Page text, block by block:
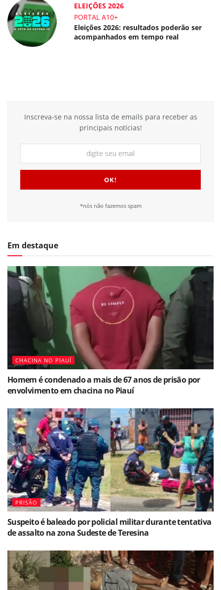
ELEIÇÕES 2026
PORTAL A10+
Eleições 2026: resultados poderão ser
acompanhados em tempo real
Inscreva-se na nossa lista de emails para receber as
principais notícias!
*nós não fazemos spam
Em destaque
CHACINA NO PIAUÍ
Homem é condenado a mais de 67 anos de prisão por
envolvimento em chacina no Piauí
PRISÃO
Suspeito é baleado por policial militar durante tentativa
de assalto na zona Sudeste de Teresina